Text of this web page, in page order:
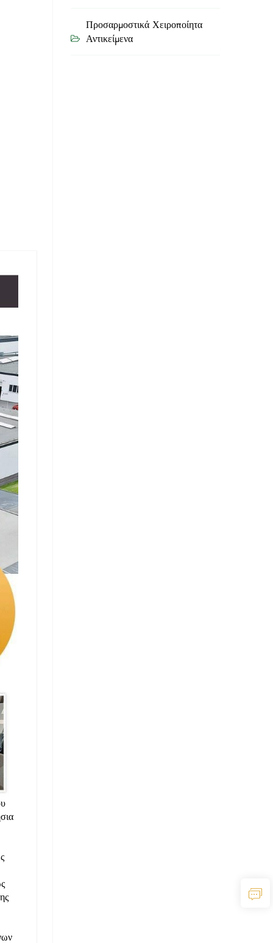
Προσαρμοστικά Χειροποίητα
Αντικείμενα